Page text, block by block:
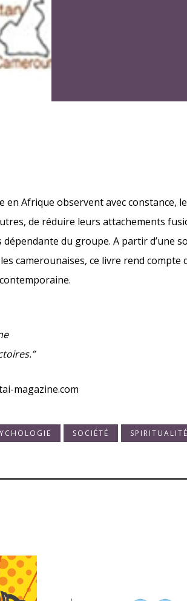
en Afrique observent avec constance,
de réduire leurs attachements
du groupe. A partir d’une
camerounaises, ce livre rend compte
magazine.com
SOCIÉTÉ